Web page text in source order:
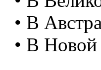
• В
• В Новой